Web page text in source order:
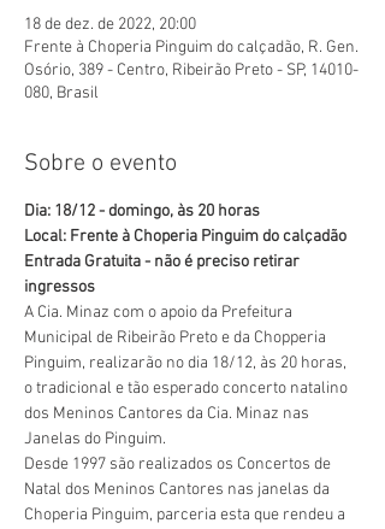
18 de dez. de 2022, 20:00
Frente à Choperia Pinguim do calçadão, R. Gen.
Osório, 389 - Centro, Ribeirão Preto - SP, 14010-
080, Brasil
Sobre o evento
Dia: 18/12 - domingo, às 20 horas
Local: Frente à Choperia Pinguim do calçadão
Entrada Gratuita - não é preciso retirar
ingressos
A Cia. Minaz com o apoio da Prefeitura
Municipal de Ribeirão Preto e da Chopperia
Pinguim, realizarão no dia 18/12, às 20 horas,
o tradicional e tão esperado concerto natalino
dos Meninos Cantores da Cia. Minaz nas
Janelas do Pinguim.
Desde 1997 são realizados os Concertos de
Natal dos Meninos Cantores nas janelas da
Choperia Pinguim, parceria esta que rendeu a